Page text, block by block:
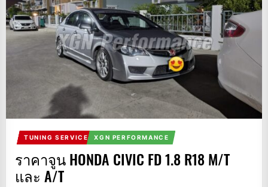
TUNING SERVICE XGN PERFORMANCE
ราคาจูน HONDA CIVIC FD 1.8 R18 M/T
และ A/T